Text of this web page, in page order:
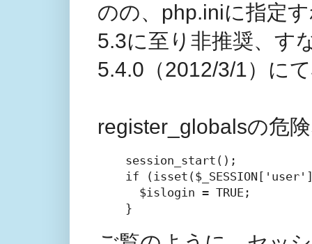
のの、php.iniに指定
5.3に至り非推奨、す
5.4.0（2012/3/1）に
register_globalsの危
session_start();
if
  $islogin = TRUE;
}